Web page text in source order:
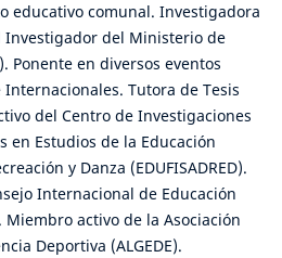
educativo comunal. Investigadora
Investigador del Ministerio de
Ponente en diversos eventos
Tutora de Tesis
del Centro de Investigaciones
en Estudios de la Educación
y Danza (EDUFISADRED).
Internacional de Educación
Miembro activo de la Asociación
Deportiva (ALGEDE).